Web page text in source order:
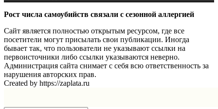
Рост числа самоубийств связали с сезонной аллергией
Сайт является полностью открытым ресурсом, где все
посетители могут присылать свои публикации. Иногда
бывает так, что пользователи не указывают ссылки на
первоисточники либо ссылки указываются неверно.
Администрация сайта снимает с себя всю ответственность за
нарушения авторских прав.
Created by https://zaplata.ru